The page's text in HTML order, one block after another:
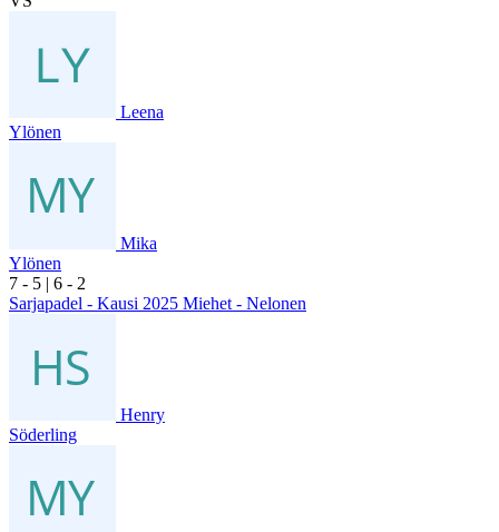
Leena
Ylönen
Mika
Ylönen
7 - 5 | 6 - 2
Sarjapadel - Kausi 2025 Miehet - Nelonen
Henry
Söderling